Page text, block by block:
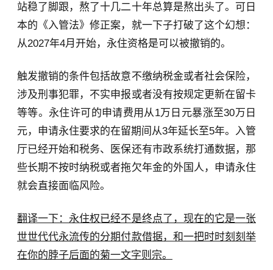
站稳了脚跟，熬了十几二十年总算是熬出头了。可日
本的《入管法》修正案，就一下子打破了这个幻想：
从2027年4月开始，永住资格是可以被撤销的。
触发撤销的条件包括故意不缴纳税金或者社会保险，
涉及刑事犯罪，不实申报或者没有按规定更新在留卡
等等。永住许可的申请费用从1万日元暴涨至30万日
元，申请永住要求的在留期间从3年延长至5年。入管
厅已经开始和税务、医保还有市政系统打通数据，那
些长期不按时纳税或者拖欠年金的外国人，申请永住
就会直接面临风险。
翻译一下：永住权已经不是终点了，现在的它是一张
世世代代永流传的分期付款借据，和一把时时刻刻举
在你的脖子后面的菊一文字则宗。